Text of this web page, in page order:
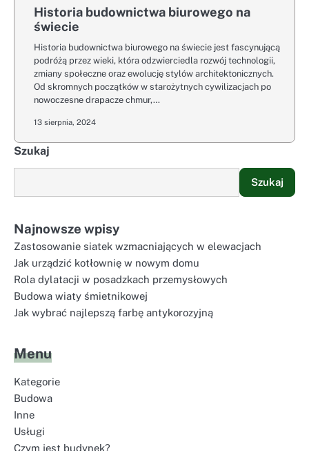
Historia budownictwa biurowego na
świecie
Historia budownictwa biurowego na świecie jest fascynującą
podróżą przez wieki, która odzwierciedla rozwój technologii,
zmiany społeczne oraz ewolucję stylów architektonicznych.
Od skromnych początków w starożytnych cywilizacjach po
nowoczesne drapacze chmur,…
13 sierpnia, 2024
Szukaj
Szukaj
Najnowsze wpisy
Zastosowanie siatek wzmacniających w elewacjach
Jak urządzić kotłownię w nowym domu
Rola dylatacji w posadzkach przemysłowych
Budowa wiaty śmietnikowej
Jak wybrać najlepszą farbę antykorozyjną
Menu
Kategorie
Budowa
Inne
Usługi
Czym jest budynek?